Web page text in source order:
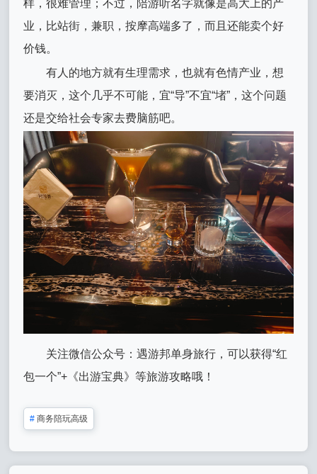
样，很难管理；不过，陪游听名字就像是高大上的产
业，比站街，兼职，按摩高端多了，而且还能卖个好
价钱。
有人的地方就有生理需求，也就有色情产业，想
要消灭，这个几乎不可能，宜“导”不宜“堵”，这个问题
还是交给社会专家去费脑筋吧。
关注微信公众号：遇游邦单身旅行，可以获得“红
包一个”+《出游宝典》等旅游攻略哦！
# 商务陪玩高级